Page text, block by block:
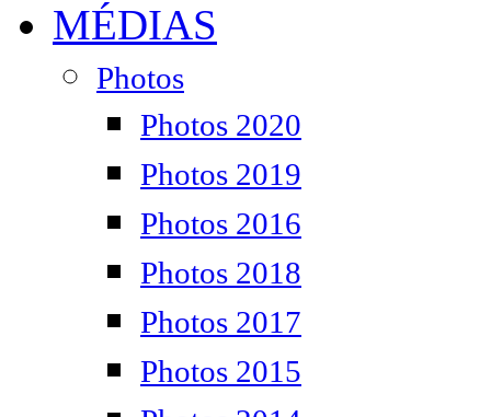
MÉDIAS
Photos
Photos 2020
Photos 2019
Photos 2016
Photos 2018
Photos 2017
Photos 2015